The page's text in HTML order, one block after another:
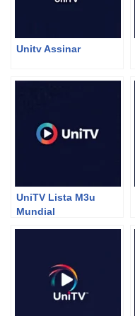
Unitv Assinar
UniTV Lista M3u
Mundial